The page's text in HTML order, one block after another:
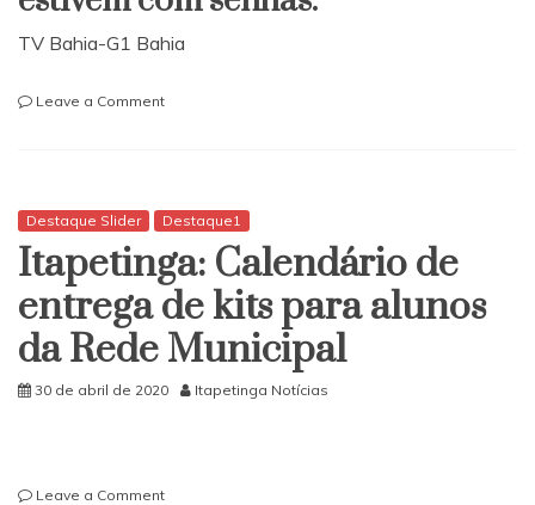
TV Bahia-G1 Bahia
Leave a Commenton
a
na
fila
para
saque
do
auxílio
Destaque Slider Destaque1
Itapetinga: Calendário de
entrega de kits para alunos
da Rede Municipal
30 de abril de 2020 Itapetinga Notícias
Leave a Commenton